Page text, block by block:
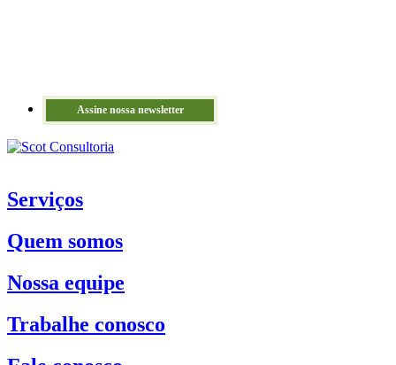
Assine nossa newsletter
Serviços
Quem somos
Nossa equipe
Trabalhe conosco